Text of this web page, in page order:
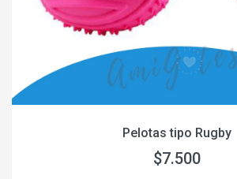
Pelotas tipo Rugby
$7.500